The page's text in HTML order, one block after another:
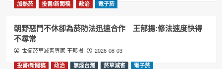
加熱菸 投書/新聞稿 政治 電子菸
朝野惡鬥不休卻為菸防法迅速合作 王郁揚:修法速度快得
不尋常
世衛菸草減害專家 王郁揚 2026-08-03
投書/新聞稿 政治 無煙台灣 菸草減害 電子菸